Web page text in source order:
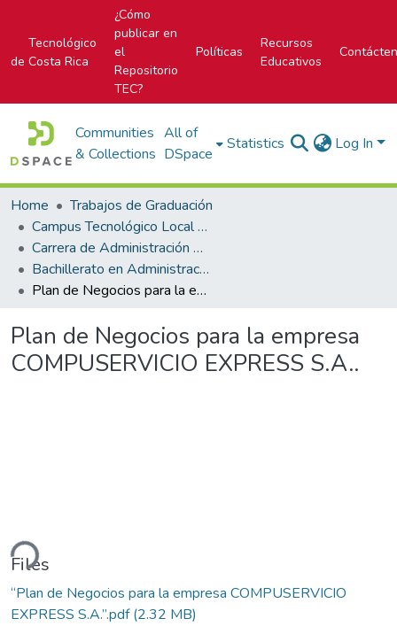
Tecnológico
de Costa Rica
¿Cómo
publicar en
el
Repositorio
TEC?
Políticas
Recursos
Educativos
Communities
& Collections
All of
DSpace
Statistics Log In
Home
Trabajos de Graduación
Campus Tecnológico Local San Carlos
Carrera de Administración de Empresas
Bachillerato en Administración de Empresas
Plan de Negocios para la empresa COMPUSERVICIO EXPRESS S.A..
Plan de Negocios para la empresa
COMPUSERVICIO EXPRESS S.A..
Files
“Plan de Negocios para la empresa COMPUSERVICIO
EXPRESS S.A.”.pdf(2.32 MB)